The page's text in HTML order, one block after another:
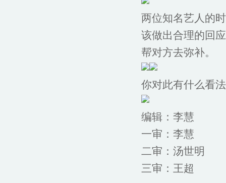
两位知名艺人的
该做出合理的回
帮对方去弥补。
你对此有什么看
编辑：李慧
一审：李慧
二审：汤世明
三审：王超